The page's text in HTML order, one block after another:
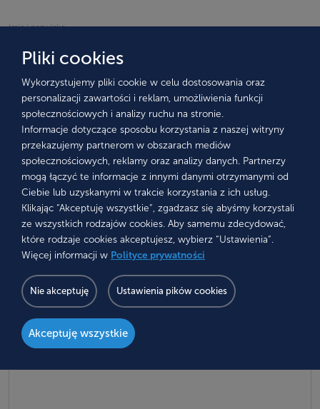
Imię i nazwisko
Adres e-mail
Numer telefonu
Wiadomość
Pliki cookies
Wykorzystujemy pliki cookie w celu dostosowania oraz
personalizacji zawartości i reklam, umożliwienia funkcji
społecznościowych i analizy ruchu na stronie.
Informacje dotyczące sposobu korzystania z naszej witryny
przekazujemy partnerom w obszarach mediów
społecznościowych, reklamy oraz analizy danych. Partnerzy
mogą łączyć te informacje z innymi danymi otrzymanymi od
Ciebie lub uzyskanymi w trakcie korzystania z ich usług.
Klikając “Akceptuję wszystkie“, zgadzasz się abyśmy korzystali
ze wszystkich rodzajów cookies. Aby samemu zdecydować,
które rodzaje cookies akceptujesz, wybierz “Ustawienia“.
Więcej informacji w Polityce prywatności
Nie akceptuję Ustawienia pików cookies
Akceptuję wszystkie